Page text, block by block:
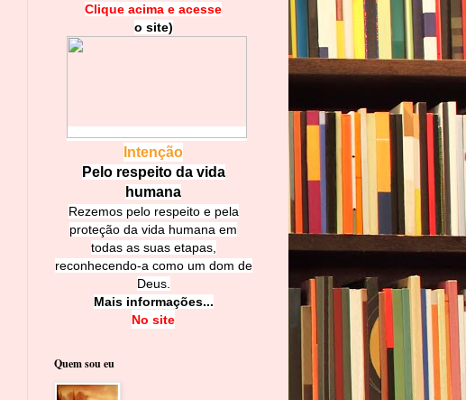
Clique acima e acesse
o site)
Intenção
Pelo respeito da vida
humana
Rezemos pelo respeito e pela
proteção da vida humana em
todas as suas etapas,
reconhecendo-a como um dom de
Deus.
Mais informações...
No site
Quem sou eu